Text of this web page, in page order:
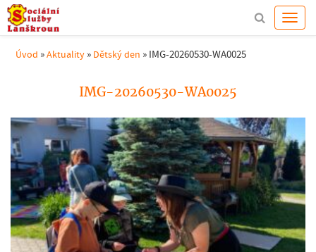
Úvod »Aktuality » Dětský den » IMG-20260530-WA0025
IMG-20260530-WA0025